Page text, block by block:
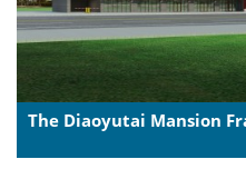
The Diaoyutai Mansion